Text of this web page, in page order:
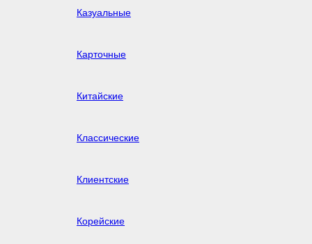
Казуальные
Карточные
Китайские
Классические
Клиентские
Корейские